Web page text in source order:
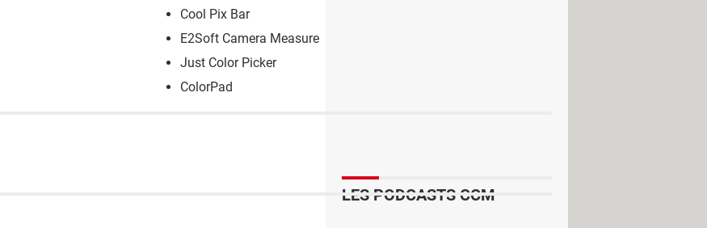
Cool Pix Bar
E2Soft Camera Measure
Just Color Picker
ColorPad
LES PODCASTS CCM